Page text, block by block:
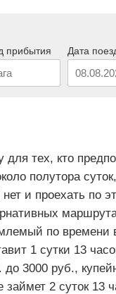
прибытия Дата
для тех, кто
полутора
и проехать по
по времени
1 сутки 13
3000 руб.,
займет 2 суток 13